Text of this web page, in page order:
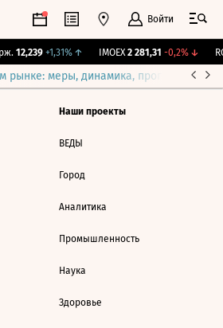
Войти
12,239 +1,31%↑ IMOEX 2 281,31 -0,2%↓
рынке: меры, динамика, прогнозы
Наши проекты
ВЕДЫ
Город
Аналитика
Промышленность
Наука
Здоровье